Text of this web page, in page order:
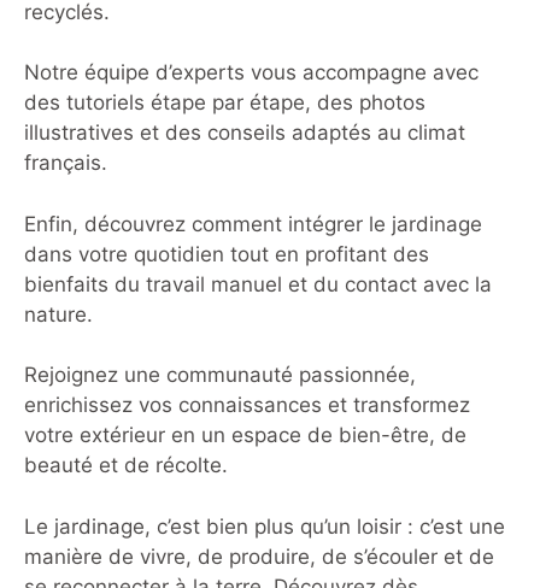
recyclés.
Notre équipe d’experts vous accompagne avec
des tutoriels étape par étape, des photos
illustratives et des conseils adaptés au climat
français.
Enfin, découvrez comment intégrer le jardinage
dans votre quotidien tout en profitant des
bienfaits du travail manuel et du contact avec la
nature.
Rejoignez une communauté passionnée,
enrichissez vos connaissances et transformez
votre extérieur en un espace de bien-être, de
beauté et de récolte.
Le jardinage, c’est bien plus qu’un loisir : c’est une
manière de vivre, de produire, de s’écouler et de